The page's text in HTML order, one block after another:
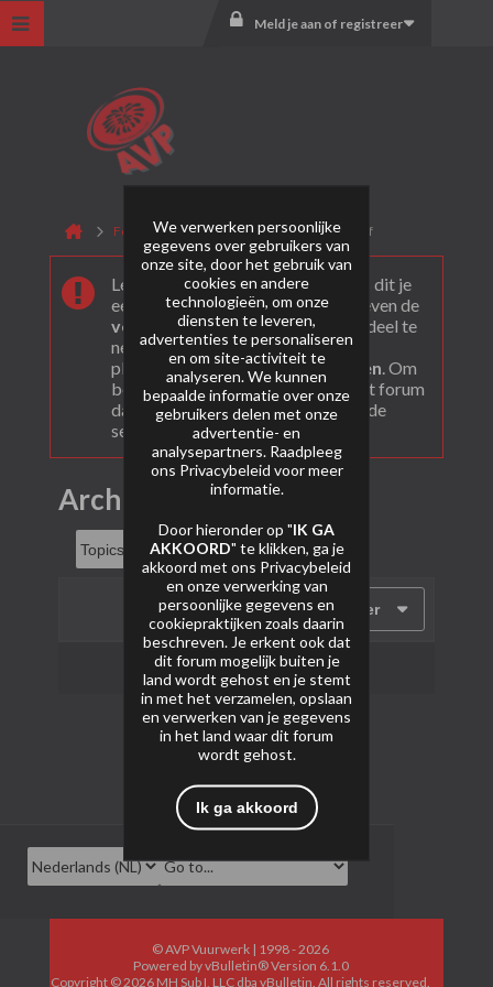
Meld je aan of registreer
Forum ST8MENT Fireworks Archief
Leuk dat je ons gevonden hebt! Als dit je
eerste bezoek is bekijk dan eerst even de
veel gestelde vragen. Om actief deel te
nemen en ook berichten te kunnen
plaatsen moet je je eerstregisteren. Om
berichten te bekijken, selecteer het forum
dat je wil bezoeken uit onderstaande
selectie.
Archief
Filter
Geen onderwerpen gevonden.
© AVP Vuurwerk | 1998 - 2026
Powered byvBulletin®Version 6.1.0
Copyright © 2026 MH Sub I, LLC dba vBulletin. All rights reserved.
We verwerken persoonlijke
gegevens over gebruikers van
onze site, door het gebruik van
cookies en andere
technologieën, om onze
diensten te leveren,
advertenties te personaliseren
en om site-activiteit te
analyseren. We kunnen
bepaalde informatie over onze
gebruikers delen met onze
advertentie- en
analysepartners. Raadpleeg
ons Privacybeleid voor meer
informatie.
Door hieronder op "IK GA
AKKOORD" te klikken, ga je
akkoord met ons Privacybeleid
en onze verwerking van
persoonlijke gegevens en
cookiepraktijken zoals daarin
beschreven. Je erkent ook dat
dit forum mogelijk buiten je
land wordt gehost en je stemt
in met het verzamelen, opslaan
en verwerken van je gegevens
in het land waar dit forum
wordt gehost.
Ik ga akkoord